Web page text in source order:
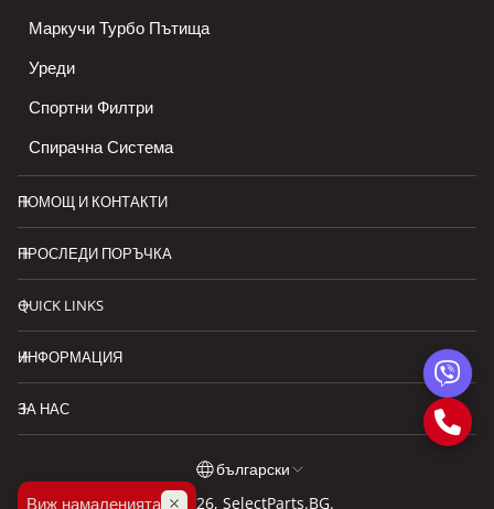
Маркучи Турбо Пътища
Уреди
Спортни Филтри
Спирачна Система
ПОМОЩ И КОНТАКТИ
ПРОСЛЕДИ ПОРЪЧКА
QUICK LINKS
ИНФОРМАЦИЯ
ЗА НАС
български
© 2026, SelectParts.BG.
Виж намаленията